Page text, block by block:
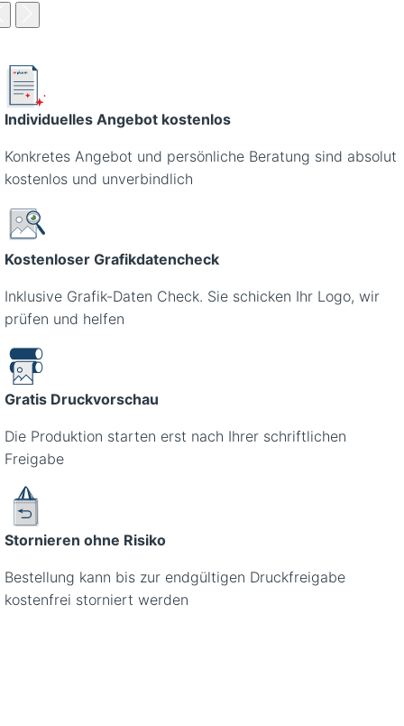
Individuelles Angebot kostenlos
Konkretes Angebot und persönliche Beratung sind absolut
kostenlos und unverbindlich
Kostenloser Grafikdatencheck
Inklusive Grafik-Daten Check. Sie schicken Ihr Logo, wir
prüfen und helfen
Gratis Druckvorschau
Die Produktion starten erst nach Ihrer schriftlichen
Freigabe
Stornieren ohne Risiko
Bestellung kann bis zur endgültigen Druckfreigabe
kostenfrei storniert werden